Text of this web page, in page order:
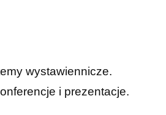
wystawiennicze.
i prezentacje.